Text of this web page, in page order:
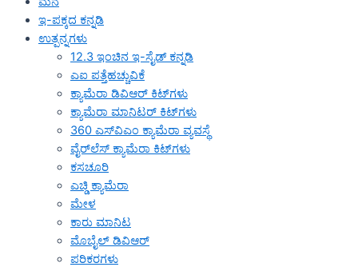
ಇ-ಪಕ್ಕದ ಕನ್ನಡಿ
ಉತ್ಪನ್ನಗಳು
12.3 ಇಂಚಿನ ಇ-ಸೈಡ್ ಕನ್ನಡಿ
ಎಐ ಪತ್ತೆಹಚ್ಚುವಿಕೆ
ಕ್ಯಾಮೆರಾ ಡಿವಿಆರ್ ಕಿಟ್‌ಗಳು
ಕ್ಯಾಮೆರಾ ಮಾನಿಟರ್ ಕಿಟ್‌ಗಳು
360 ಎಸ್‌ವಿಎಂ ಕ್ಯಾಮೆರಾ ವ್ಯವಸ್ಥೆ
ವೈರ್‌ಲೆಸ್ ಕ್ಯಾಮೆರಾ ಕಿಟ್‌ಗಳು
ಕಸಚೂರಿ
ಎಚ್ಡಿ ಕ್ಯಾಮೆರಾ
ಮೇಳ
ಕಾರು ಮಾನಿಟ
ಮೊಬೈಲ್ ಡಿವಿಆರ್
ಪರಿಕರಗಳು